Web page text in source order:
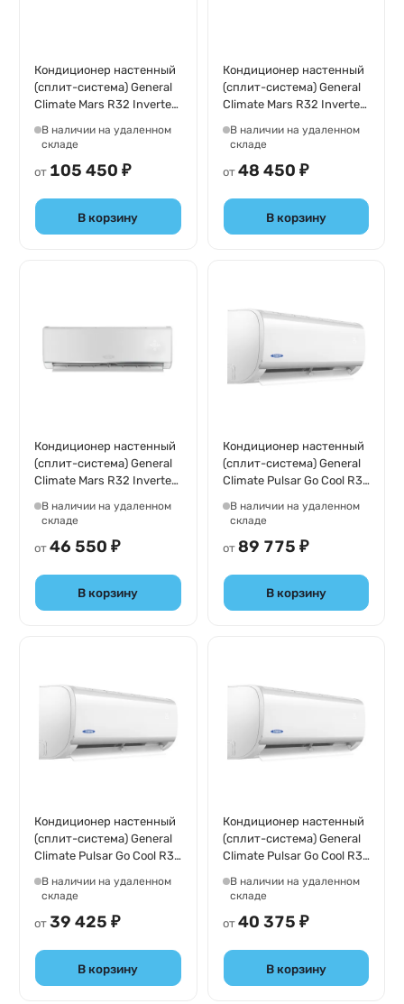
Кондиционер настенный
(сплит-система) General
Climate Mars R32 Inverter
MR24H32
В наличии на удаленном
складе
от 105 450 ₽
В корзину
Кондиционер настенный
(сплит-система) General
Climate Mars R32 Inverter
MR09H32
В наличии на удаленном
складе
от 48 450 ₽
В корзину
Кондиционер настенный
(сплит-система) General
Climate Mars R32 Inverter
MR07H32
В наличии на удаленном
складе
от 46 550 ₽
В корзину
Кондиционер настенный
(сплит-система) General
Climate Pulsar Go Cool R32
RE24HR32/GU-RE24H32
В наличии на удаленном
складе
от 89 775 ₽
В корзину
Кондиционер настенный
(сплит-система) General
Climate Pulsar Go Cool R32
RE07HR32/GU-RE07H32
В наличии на удаленном
складе
от 39 425 ₽
В корзину
Кондиционер настенный
(сплит-система) General
Climate Pulsar Go Cool R32
В наличии на удаленном
складе
от 40 375 ₽
В корзину